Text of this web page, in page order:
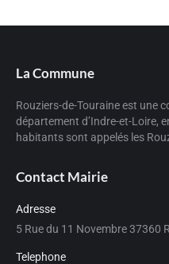
La Commune
Rouziers-de-Touraine est une
département d’Indre-et-Loire,
habitants sont appelés les
Contact Mairie
Adresse
5 Rue du 11 Novembre 37360
Telephone